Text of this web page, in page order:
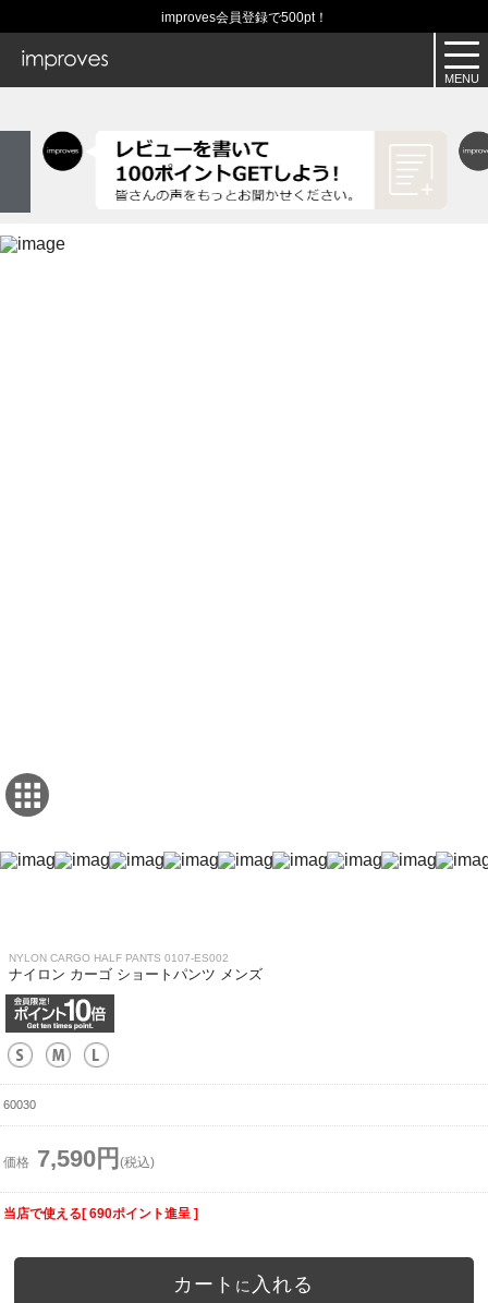
improves会員登録で500pt！
NYLON CARGO HALF PANTS 0107-ES002
ナイロン カーゴ ショートパンツ メンズ
60030
価格 7,590円 (税込)
当店で使える[ 690ポイント進呈 ]
カート に 入れる